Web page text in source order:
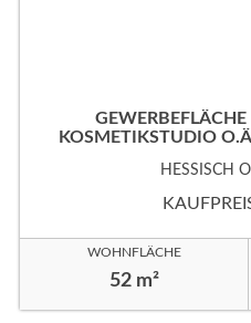
KOSMETIKSTUDIO
HESSISCH
WOHNFLÄCHE
52 m²